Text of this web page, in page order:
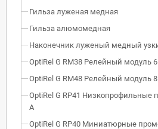
Гильза луженая медная
Гильза алюмомедная
Наконечник луженый медный
OptiRel G RM38 Релейный модуль
OptiRel G RM48 Релейный модуль
OptiRel G RP41 Низкопрофильные
А
OptiRel G RP40 Миниатюрные